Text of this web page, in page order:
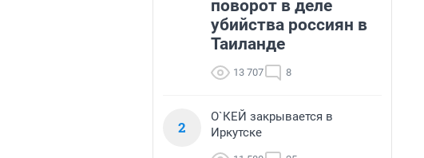
поворот в деле
убийства россиян в
Таиланде
13 707 8
2
О`КЕЙ закрывается в
Иркутске